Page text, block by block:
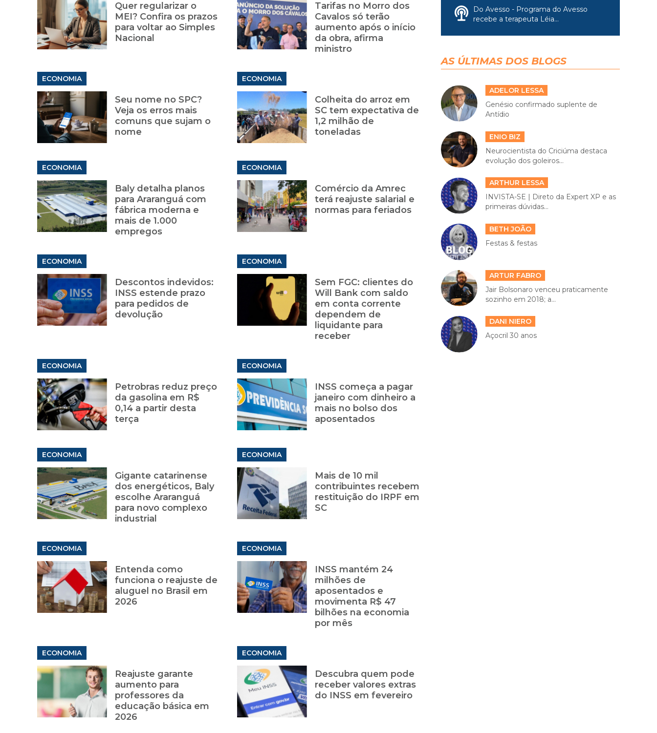
Quer regularizar o
MEI? Confira os prazos
para voltar ao Simples
Nacional
Tarifas no Morro dos
Cavalos só terão
aumento após o início
da obra, afirma
ministro
ECONOMIA
Seu nome no SPC?
Veja os erros mais
comuns que sujam o
nome
ECONOMIA
Colheita do arroz em
SC tem expectativa de
1,2 milhão de
toneladas
ECONOMIA
Baly detalha planos
para Araranguá com
fábrica moderna e
mais de 1.000
empregos
ECONOMIA
Comércio da Amrec
terá reajuste salarial e
normas para feriados
ECONOMIA
Descontos indevidos:
INSS estende prazo
para pedidos de
devolução
ECONOMIA
Sem FGC: clientes do
Will Bank com saldo
em conta corrente
dependem de
liquidante para
receber
ECONOMIA
Petrobras reduz preço
da gasolina em R$
0,14 a partir desta
terça
ECONOMIA
INSS começa a pagar
janeiro com dinheiro a
mais no bolso dos
aposentados
ECONOMIA
Gigante catarinense
dos energéticos, Baly
escolhe Araranguá
para novo complexo
industrial
ECONOMIA
Mais de 10 mil
contribuintes recebem
restituição do IRPF em
SC
ECONOMIA
Entenda como
funciona o reajuste de
aluguel no Brasil em
2026
ECONOMIA
INSS mantém 24
milhões de
aposentados e
movimenta R$ 47
bilhões na economia
por mês
ECONOMIA
Reajuste garante
aumento para
professores da
educação básica em
2026
ECONOMIA
Descubra quem pode
receber valores extras
do INSS em fevereiro
Do Avesso - Programa do Avesso
recebe a terapeuta Léia...
AS ÚLTIMAS DOS BLOGS
ADELOR LESSA
Genésio confirmado suplente de
Antídio
ENIO BIZ
Neurocientista do Criciúma destaca
evolução dos goleiros...
ARTHUR LESSA
INVISTA-SE | Direto da Expert XP e as
primeiras dúvidas...
BETH JOÃO
Festas & festas
ARTUR FABRO
Jair Bolsonaro venceu praticamente
sozinho em 2018; a...
DANI NIERO
Açocril 30 anos